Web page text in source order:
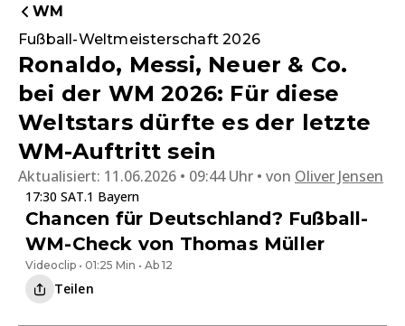
WM
Fußball-Weltmeisterschaft 2026
Ronaldo, Messi, Neuer & Co.
bei der WM 2026: Für diese
Weltstars dürfte es der letzte
WM-Auftritt sein
Aktualisiert: 11.06.2026 • 09:44 Uhr von Oliver Jensen
17:30 SAT.1 Bayern
Chancen für Deutschland? Fußball-
WM-Check von Thomas Müller
Videoclip • 01:25 Min • Ab 12
Teilen